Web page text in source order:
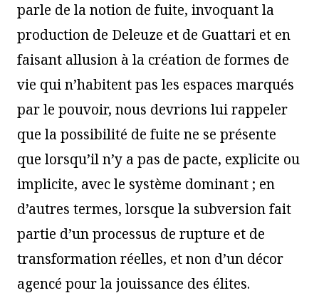
parle de la notion de fuite, invoquant la
production de Deleuze et de Guattari et en
faisant allusion à la création de formes de
vie qui n’habitent pas les espaces marqués
par le pouvoir, nous devrions lui rappeler
que la possibilité de fuite ne se présente
que lorsqu’il n’y a pas de pacte, explicite ou
implicite, avec le système dominant ; en
d’autres termes, lorsque la subversion fait
partie d’un processus de rupture et de
transformation réelles, et non d’un décor
agencé pour la jouissance des élites.